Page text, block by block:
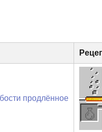
продлённое